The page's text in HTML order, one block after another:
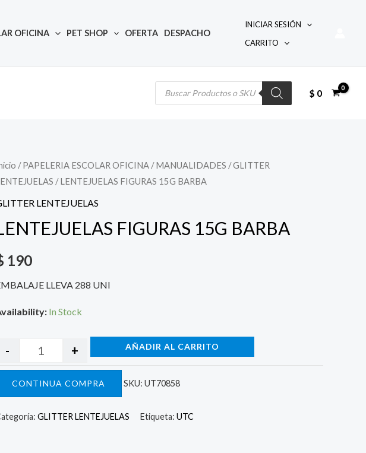
OFICINA PET SHOP OFERTA DESPACHO
INICIAR SESIÓN
CARRITO
Búsqueda
$ 0
/PAPELERIA ESCOLAR OFICINA /MANUALIDADES /GLITTER
/ LENTEJUELAS FIGURAS 15G BARBA
LENTEJUELAS
FIGURAS 15G BARBA
190
LLEVA 288 UNI
In Stock
Quantity
- + AÑADIR AL CARRITO
CONTINUA COMPRA SKU: UT70858
GLITTER LENTEJUELAS Etiqueta: UTC